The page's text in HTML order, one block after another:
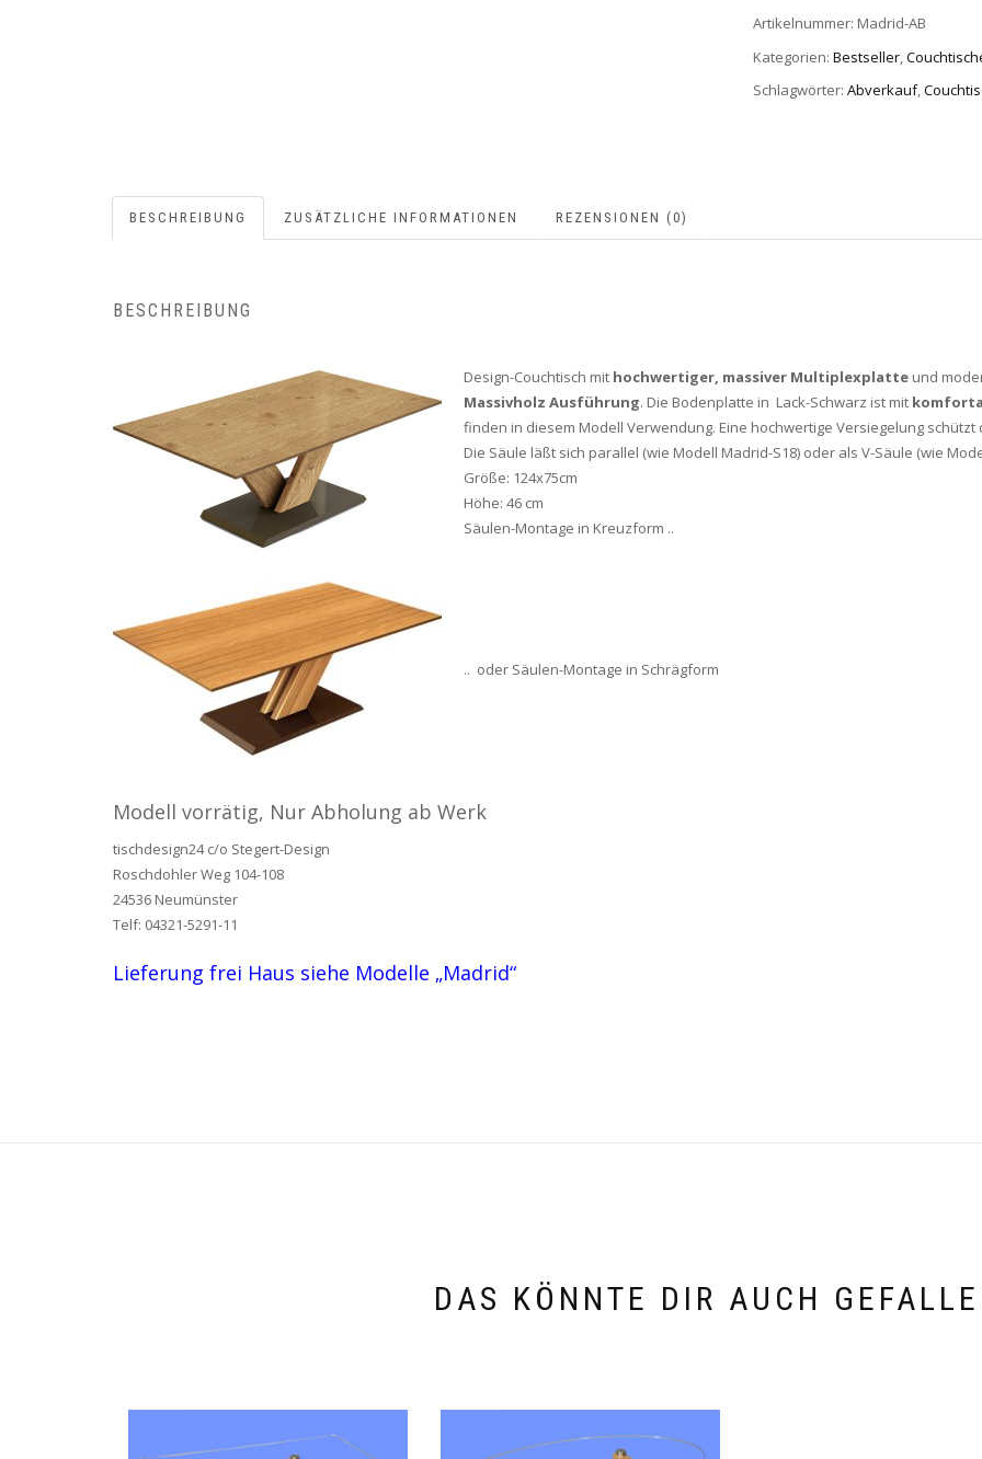
MENGE
Artikelnummer: Madrid-AB
Kategorien: Bestseller
Schlagwörter: Abverkauf,
BESCHREIBUNG ZUSÄTZLICHE INFORMATIONEN REZENSIONEN (0)
BESCHREIBUNG
Design-Couchtisch mit hochwertiger, massiver Multiplexplatteund
Massivholz Ausführung. Die Bodenplatte in Lack-Schwarz ist mit
finden in diesem Modell Verwendung. Eine hochwertige Versiegelung
Die Säule läßt sich parallel (wie Modell Madrid-S18) oder als V-Säule (wie
Größe: 124x75cm
Höhe: 46 cm
Säulen-Montage in Kreuzform ..
.. oder Säulen-Montage in Schrägform
Modell vorrätig, Nur Abholung ab Werk
tischdesign24 c/o Stegert-Design
Roschdohler Weg 104-108
24536 Neumünster
Telf: 04321-5291-11
Lieferung frei Haus siehe Modelle „Madrid“
DAS KÖNNTE DIR AUCH